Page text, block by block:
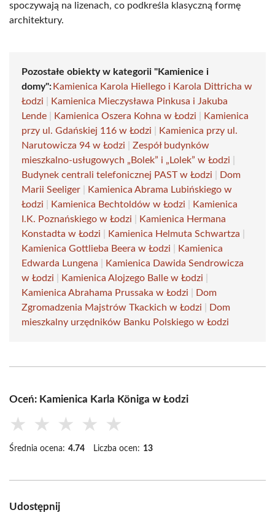
spoczywają na lizenach, co podkreśla klasyczną formę
architektury.
Pozostałe obiekty w kategorii "Kamienice i
domy": Kamienica Karola Hiellego i Karola Dittricha w
Łodzi
Kamienica Mieczysława Pinkusa i Jakuba
Lende
Kamienica Oszera Kohna w Łodzi
Kamienica
przy ul. Gdańskiej 116 w Łodzi
Kamienica przy ul.
Narutowicza 94 w Łodzi
Zespół budynków
mieszkalno-usługowych „Bolek” i „Lolek” w Łodzi
Budynek centrali telefonicznej PAST w Łodzi
Dom
Marii Seeliger
Kamienica Abrama Lubińskiego w
Łodzi
Kamienica Bechtoldów w Łodzi
Kamienica
I.K. Poznańskiego w Łodzi
Kamienica Hermana
Konstadta w Łodzi
Kamienica Helmuta Schwartza
Kamienica Gottlieba Beera w Łodzi
Kamienica
Edwarda Lungena
Kamienica Dawida Sendrowicza
w Łodzi
Kamienica Alojzego Balle w Łodzi
Kamienica Abrahama Prussaka w Łodzi
Dom
Zgromadzenia Majstrów Tkackich w Łodzi
Dom
mieszkalny urzędników Banku Polskiego w Łodzi
Oceń: Kamienica Karla Königa w Łodzi
★ ★ ★ ★ ★
Średnia ocena: 4.74 Liczba ocen: 13
Udostępnij